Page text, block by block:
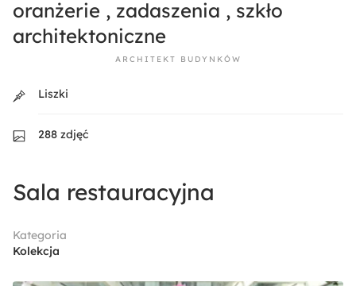
oranżerie , zadaszenia , szkło
architektoniczne
ARCHITEKT BUDYNKÓW
Liszki
288 zdjęć
Sala restauracyjna
Kategoria
Kolekcja